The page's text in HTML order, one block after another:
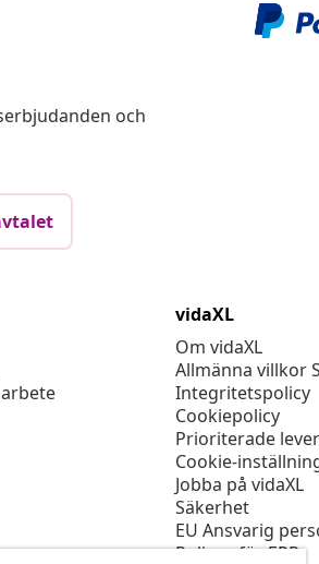
och
vidaXL
Om vidaXL
Allmänna villkor
Integritetspolicy
Cookiepolicy
Prioriterade
Cookie-
Jobba på vidaXL
Säkerhet
EU Ansvarig
Policyn för EPR